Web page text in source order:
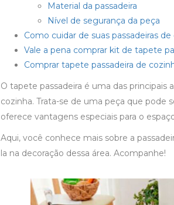
Material da passadeira
Nível de segurança da peça
Como cuidar de suas passadeiras de
Vale a pena comprar kit de tapete
Comprar tapete passadeira de
O tapete passadeira é uma das principais
cozinha. Trata-se de uma peça que pode
oferece vantagens especiais para o
Aqui, você conhece mais sobre a
la na decoração dessa área. Acompanhe!